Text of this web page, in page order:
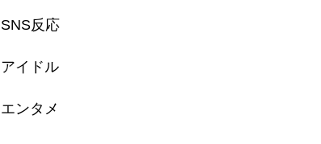
SNS反応
アイドル
エンタメ